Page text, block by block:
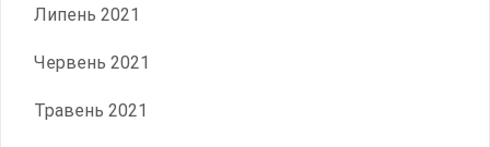
Липень 2021
Червень 2021
Травень 2021